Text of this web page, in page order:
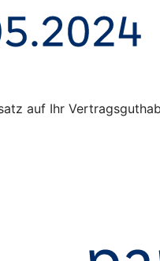
auf Ihr